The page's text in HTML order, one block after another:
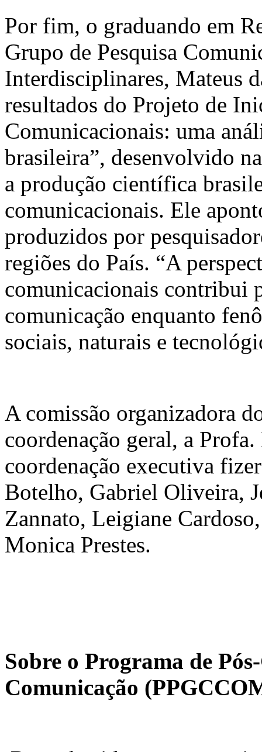
Por fim, o graduando em
Grupo de Pesquisa
Interdisciplinares, Mateus
resultados do Projeto de
Comunicacionais: uma
brasileira”, desenvolvido
a produção científica
comunicacionais. Ele
produzidos por
regiões do País. “A
comunicacionais contribui
comunicação enquanto
sociais, naturais e
A comissão organizadora
coordenação geral, a
coordenação executiva
Botelho, Gabriel Oliveira,
Zannato, Leigiane
Monica Prestes.
Sobre o Programa de
Comunicação